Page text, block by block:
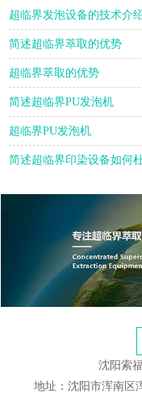
超临界发泡设备的技术介
简述超临界萃取的优势
超临界萃取的优势
简述超临界PU发泡机
超临界PU发泡机
简述超临界印染设备如何
沈阳索
地址：沈阳市浑南区